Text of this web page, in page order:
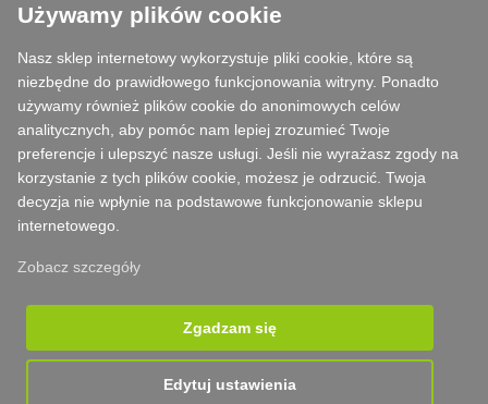
Zawsze służymy fachową poradą
Reklamacje są rozpatrywane w ciągu 24 godzin
85% towarów w magazynie
Używamy plików cookie
Nasz sklep internetowy wykorzystuje pliki cookie, które są
niezbędne do prawidłowego funkcjonowania witryny. Ponadto
używamy również plików cookie do anonimowych celów
analitycznych, aby pomóc nam lepiej zrozumieć Twoje
preferencje i ulepszyć nasze usługi. Jeśli nie wyrażasz zgody na
korzystanie z tych plików cookie, możesz je odrzucić. Twoja
decyzja nie wpłynie na podstawowe funkcjonowanie sklepu
internetowego.
Zobacz szczegóły
Zgadzam się
Edytuj ustawienia